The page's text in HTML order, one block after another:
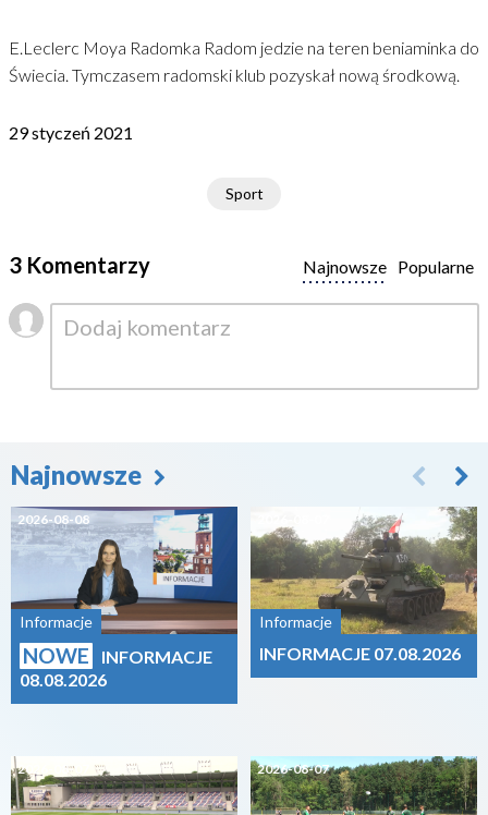
E.Leclerc Moya Radomka Radom jedzie na teren beniaminka do
Świecia. Tymczasem radomski klub pozyskał nową środkową.
29 styczeń 2021
Sport
3 Komentarzy Popularne
Najnowsze
Najnowsze
2026-08-08
Informacje
NOWE
INFORMACJE
08.08.2026
2026-08-07
Informacje
INFORMACJE 07.08.2026
2026-08-07